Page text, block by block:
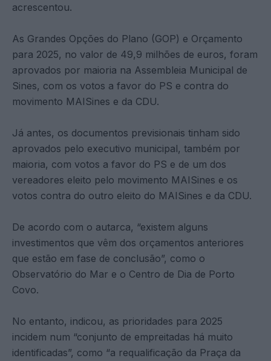
acrescentou.
As Grandes Opções do Plano (GOP) e Orçamento
para 2025, no valor de 49,9 milhões de euros, foram
aprovados por maioria na Assembleia Municipal de
Sines, com os votos a favor do PS e contra do
movimento MAISines e da CDU.
Já antes, os documentos previsionais tinham sido
aprovados pelo executivo municipal, também por
maioria, com votos a favor do PS e de um dos
vereadores eleito pelo movimento MAISines e os
votos contra do outro eleito do MAISines e da CDU.
De acordo com o autarca, “existem alguns
investimentos que vêm dos orçamentos anteriores
que estão em fase de conclusão”, como o
Observatório do Mar e o Centro de Dia de Porto
Covo.
No entanto, indicou, as prioridades para 2025
incidem num “conjunto de empreitadas há muito
identificadas”, como “a requalificação da Praça da